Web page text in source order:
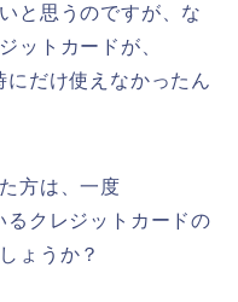
と思うのですが、な
ットカードが、
だけ使えなかったん
方は、一度
クレジットカードの
ょうか？